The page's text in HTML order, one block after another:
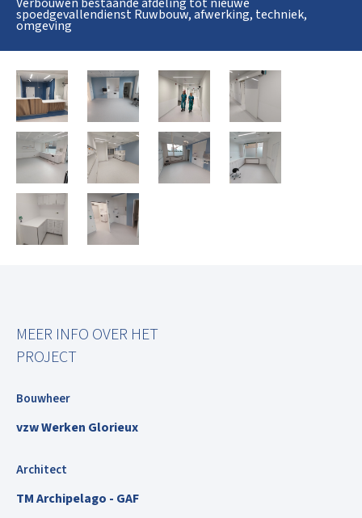
spoedgevallendienst Ruwbouw, afwerking, techniek,
omgeving
MEER INFO OVER HET
PROJECT
Bouwheer
vzw Werken Glorieux
Architect
TM Archipelago - GAF